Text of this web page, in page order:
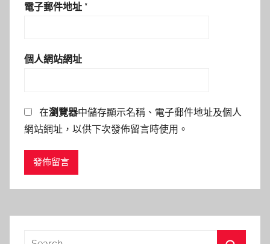
電子郵件地址 *
個人網站網址
在瀏覽器中儲存顯示名稱、電子郵件地址及個人
網站網址，以供下次發佈留言時使用。
Search